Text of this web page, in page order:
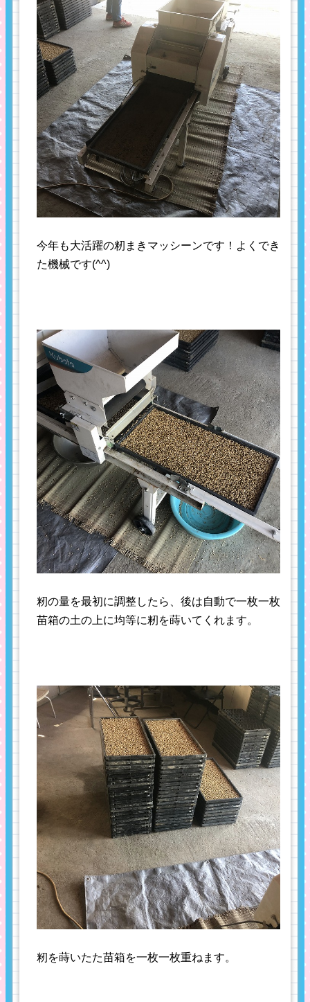
今年も大活躍の籾まきマッシーンです！よくでき
た機械です(^^)
籾の量を最初に調整したら、後は自動で一枚一枚
苗箱の土の上に均等に籾を蒔いてくれます。
籾を蒔いたた苗箱を一枚一枚重ねます。